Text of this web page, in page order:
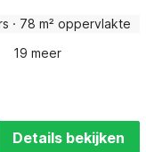
· 78 m² oppervlakte
19 meer
Details bekijken